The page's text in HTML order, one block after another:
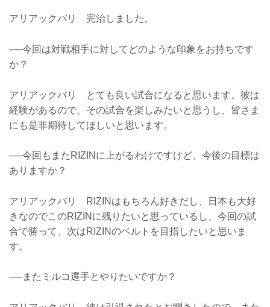
アリアックバリ 完治しました。
──今回は対戦相手に対してどのような印象をお持ちです
か？
アリアックバリ とても良い試合になると思います。彼は
経験があるので、その試合を楽しみたいと思うし、皆さま
にも是非期待してほしいと思います。
──今回もまたRIZINに上がるわけですけど、今後の目標は
ありますか？
アリアックバリ RIZINはもちろん好きだし、日本も大好
きなのでこのRIZINに残りたいと思っているし、今回の試
合で勝って、次はRIZINのベルトを目指したいと思いま
す。
──またミルコ選手とやりたいですか？